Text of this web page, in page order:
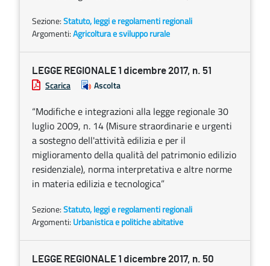
Sezione:Statuto, leggi e regolamenti regionali
Argomenti:Agricoltura e sviluppo rurale
LEGGE REGIONALE 1 dicembre 2017, n. 51
Scarica Ascolta
“Modifiche e integrazioni alla legge regionale 30
luglio 2009, n. 14 (Misure straordinarie e urgenti
a sostegno dell'attività edilizia e per il
miglioramento della qualità del patrimonio edilizio
residenziale), norma interpretativa e altre norme
in materia edilizia e tecnologica”
Sezione:Statuto, leggi e regolamenti regionali
Argomenti: Urbanistica e politiche abitative
LEGGE REGIONALE 1 dicembre 2017, n. 50